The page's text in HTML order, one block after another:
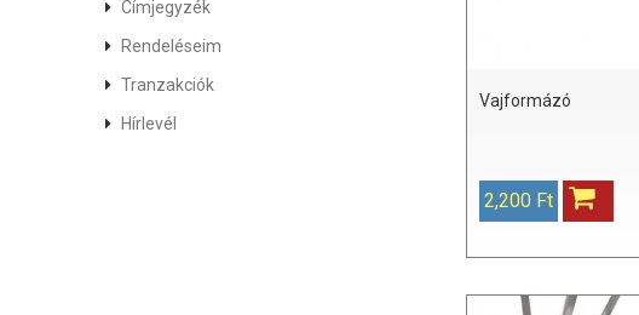
Címjegyzék
Rendeléseim
Tranzakciók
Hírlevél
Vajformázó
2,200 Ft